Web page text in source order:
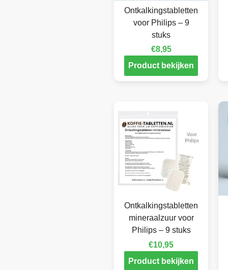
Ontkalkingstabletten
voor Philips – 9
stuks
€8,95
Product bekijken
Ontkalkingstabletten
mineraalzuur voor
Philips – 9 stuks
€10,95
Product bekijken